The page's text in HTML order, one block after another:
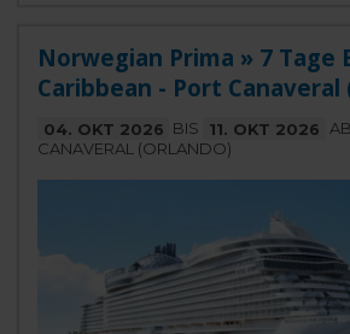
Norwegian Prima » 7 Tage
Caribbean - Port Canaveral
04. OKT 2026 BIS 11. OKT 2026
CANAVERAL (ORLANDO)